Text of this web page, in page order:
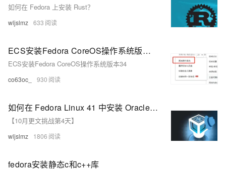
如何在 Fedora 上安装 Rust？
wljslmz 633
ECS安装Fedora CoreOS操作系统版本34
ECS安装Fedora CoreOS操作系统版本34
co63oc_ 930
如何在 Fedora Linux 41 中安装 Oracle VirtualBox 7.1？
【10月更文挑战第4天】
wljslmz 1806
fedora安装静态c和c++库